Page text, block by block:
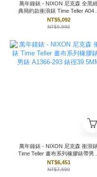
萬年鐘錶 - NIXON 尼克森 全黑經
典簡約款衝浪錶 Time Teller A045-
001 錶徑37MM
NT$5,092
NT$5,990
萬年鐘錶 - NIXON 尼克森 衝浪錶
Time Teller 畫布系列橡膠錶帶男錶
A1366-293 錶徑39.5MM
NT$6,451
NT$7,590